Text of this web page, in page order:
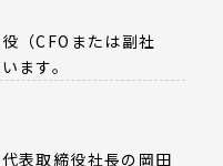
（CFOまたは副社
ます。
表取締役社長の岡田